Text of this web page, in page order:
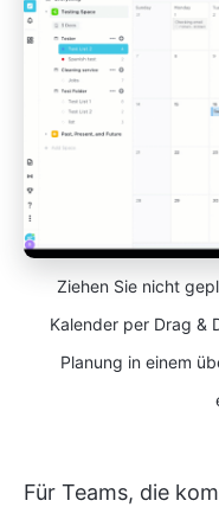
Ziehen Sie nicht
Kalender per Drag &
Planung in einem
Für Teams, die